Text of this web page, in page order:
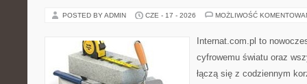
POSTED BY ADMIN CZE - 17 - 2026 MOŻLIWOŚĆ
Internat.com.pl to
cyfrowemu światu oraz
łączą się z codziennym